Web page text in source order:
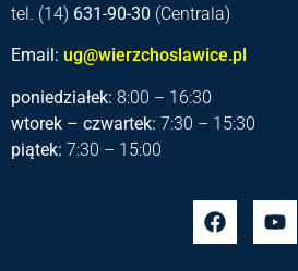
tel. (14) 631-90-30 (Centrala)
Email: ug@wierzchoslawice.pl
poniedziałek: 8:00 – 16:30
wtorek – czwartek: 7:30 – 15:30
piątek: 7:30 – 15:00